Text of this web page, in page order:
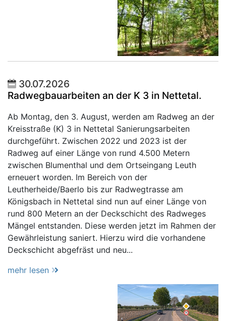
30.07.2026
Radwegbauarbeiten an der K 3 in Nettetal.
Ab Montag, den 3. August, werden am Radweg an der
Kreisstraße (K) 3 in Nettetal Sanierungsarbeiten
durchgeführt. Zwischen 2022 und 2023 ist der
Radweg auf einer Länge von rund 4.500 Metern
zwischen Blumenthal und dem Ortseingang Leuth
erneuert worden. Im Bereich von der
Leutherheide/Baerlo bis zur Radwegtrasse am
Königsbach in Nettetal sind nun auf einer Länge von
rund 800 Metern an der Deckschicht des Radweges
Mängel entstanden. Diese werden jetzt im Rahmen der
Gewährleistung saniert. Hierzu wird die vorhandene
Deckschicht abgefräst und neu...
mehr lesen